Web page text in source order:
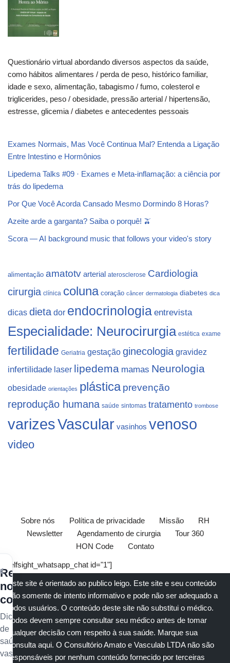
Questionário virtual abordando diversos aspectos da saúde,
como hábitos alimentares / perda de peso, histórico familiar,
idade e sexo, alimentação, tabagismo / fumo, colesterol e
triglicerides, peso / obesidade, pressão arterial / hipertensão,
estresse, glicemia / diabetes e antecedentes pessoais
Exames Normais, Mas Você Continua Mal? Entenda a Ligação
Entre Intestino e Hormônios
Lipedema Talks #09 · Exames e Meta-inflamação: a ciência por
trás do lipedema
Por Que Você Acorda Cansado Mesmo Dormindo 8 Horas?
Azeite arde a garganta? Saiba o porquê! 🫒
Scora — AI background music that follows your video's story
alimentação amatotv arterial aterosclerose Cardiologia
cirurgia clínica coluna coração câncer dermatologia diabetes dica
dicas dieta dor endocrinologia entrevista
Especialidade: Neurocirurgia estética exame
fertilidade Geriatria gestação ginecologia gravidez
infertilidade laser lipedema mamas Neurologia
obesidade orientações plástica prevenção
reprodução humana saúde sintomas tratamento trombose
varizesVascular vasinhos venoso
video
Sobre nós Política de privacidade Missão
RH
Newsletter
Agendamento de cirurgia
Tour 360
HON Code
Contato
[elfsight_whatsapp_chat id="1"]
Este site é orientado ao publico leigo. Este site e seu conteúdo
são somente de intento informativo e pode não ser adequado a
todos usuários. O conteúdo deste site não substitui o médico.
Todos devem sempre consultar seu médico antes de tomar
qualquer decisão com respeito à sua saúde. Marque sua
consulta aqui. O Consultório Amato e Vasculab LTDA não são
responsáveis por nenhum conteúdo fornecido por terceiras
Receba
nossos
conteúdos
Dicas
de
saúde
vascular,